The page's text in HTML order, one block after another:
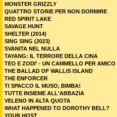
MONSTER GRIZZLY
QUATTRO STORIE PER NON DORMIRE
RED SPIRIT LAKE
SAVAGE HUNT
SHELTER (2014)
SING SING (2023)
SVANITA NEL NULLA
TAYANG: IL TERRORE DELLA CINA
TEO E ZODI' - UN CAMMELLO PER AMICO
THE BALLAD OF WALLIS ISLAND
THE ENFORCER
TI SPACCO IL MUSO, BIMBA!
TUTTE INSIEME ALL'ABBAZIA
VELENO IN ALTA QUOTA
WHAT HAPPENED TO DOROTHY BELL?
YOUR HOST